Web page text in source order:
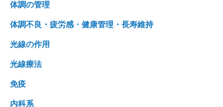
体調の管理
体調不良・疲労感・健康管理・長寿維持
光線の作用
光線療法
免疫
内科系